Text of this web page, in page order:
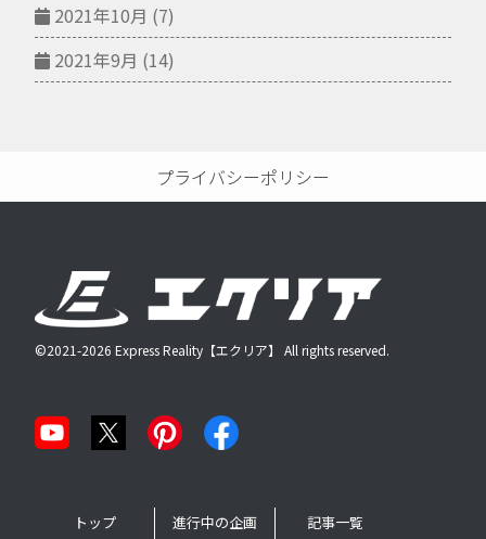
2021年10月 (7)
2021年9月 (14)
プライバシーポリシー
©2021-2026 Express Reality【エクリア】 All rights reserved.
トップ 進行中の企画 記事一覧